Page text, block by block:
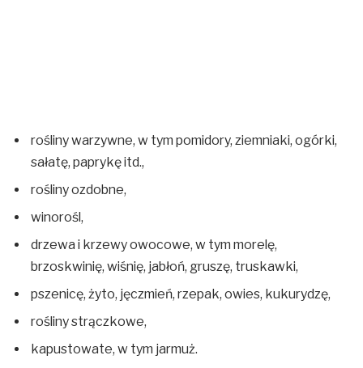
rośliny warzywne, w tym pomidory, ziemniaki, ogórki,
sałatę, paprykę itd.,
rośliny ozdobne,
winorośl,
drzewa i krzewy owocowe, w tym morelę,
brzoskwinię, wiśnię, jabłoń, gruszę, truskawki,
pszenicę, żyto, jęczmień, rzepak, owies, kukurydzę,
rośliny strączkowe,
kapustowate, w tym jarmuż.